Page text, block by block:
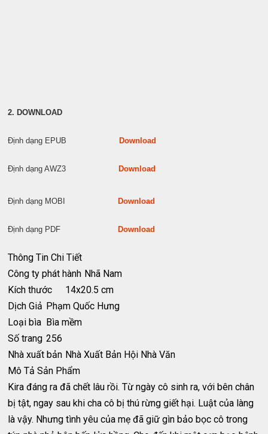
2. DOWNLOAD
Định dạng EPUB Download
Định dạng AWZ3 Download
Định dạng MOBI Download
Định dạng PDF Download
Thông Tin Chi Tiết
Công ty phát hành Nhã Nam
Kích thước
14x20.5 cm
Dịch Giả Phạm Quốc Hưng
Loại bìa Bìa mềm
Số trang 256
Nhà xuất bản Nhà Xuất Bản Hội Nhà Văn
Mô Tả Sản Phẩm
Kira đáng ra đã chết lâu rồi. Từ ngày cô sinh ra, với bên chân
bị tật, ngay sau khi cha cô bị thú rừng giết hại. Luật của làng
là vậy. Nhưng tình yêu của mẹ đã giữ gìn bảo bọc cô trong